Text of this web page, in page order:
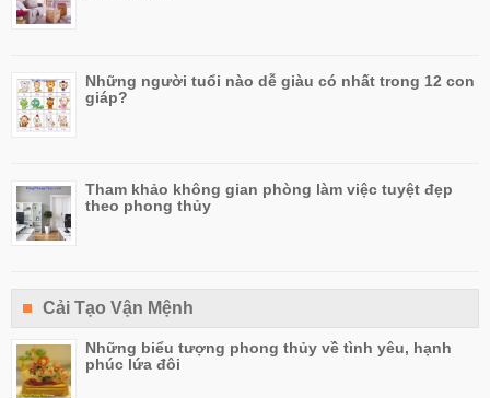
Những người tuổi nào dễ giàu có nhất trong 12 con
giáp?
Tham khảo không gian phòng làm việc tuyệt đẹp
theo phong thủy
Cải Tạo Vận Mệnh
Những biểu tượng phong thủy về tình yêu, hạnh
phúc lứa đôi